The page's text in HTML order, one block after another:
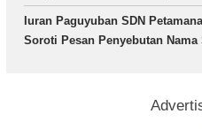
Iuran Paguyuban SDN
Soroti Pesan Penyebutan